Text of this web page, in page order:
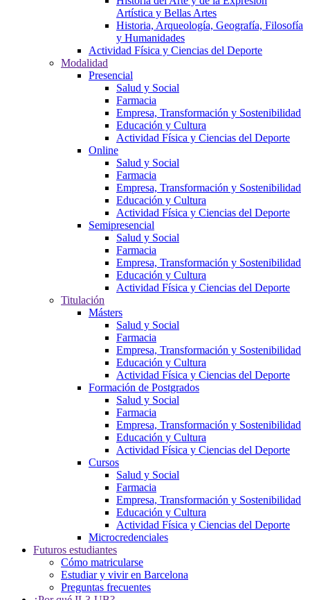
Artística y Bellas Artes
Historia, Arqueología, Geografía, Filosofía
y Humanidades
Actividad Física y Ciencias del Deporte
Modalidad
Presencial
Salud y Social
Farmacia
Empresa, Transformación y Sostenibilidad
Educación y Cultura
Actividad Física y Ciencias del Deporte
Online
Salud y Social
Farmacia
Empresa, Transformación y Sostenibilidad
Educación y Cultura
Actividad Física y Ciencias del Deporte
Semipresencial
Salud y Social
Farmacia
Empresa, Transformación y Sostenibilidad
Educación y Cultura
Actividad Física y Ciencias del Deporte
Titulación
Másters
Salud y Social
Farmacia
Empresa, Transformación y Sostenibilidad
Educación y Cultura
Actividad Física y Ciencias del Deporte
Formación de Postgrados
Salud y Social
Farmacia
Empresa, Transformación y Sostenibilidad
Educación y Cultura
Actividad Física y Ciencias del Deporte
Cursos
Salud y Social
Farmacia
Empresa, Transformación y Sostenibilidad
Educación y Cultura
Actividad Física y Ciencias del Deporte
Microcredenciales
Futuros estudiantes
Cómo matricularse
Estudiar y vivir en Barcelona
Preguntas frecuentes